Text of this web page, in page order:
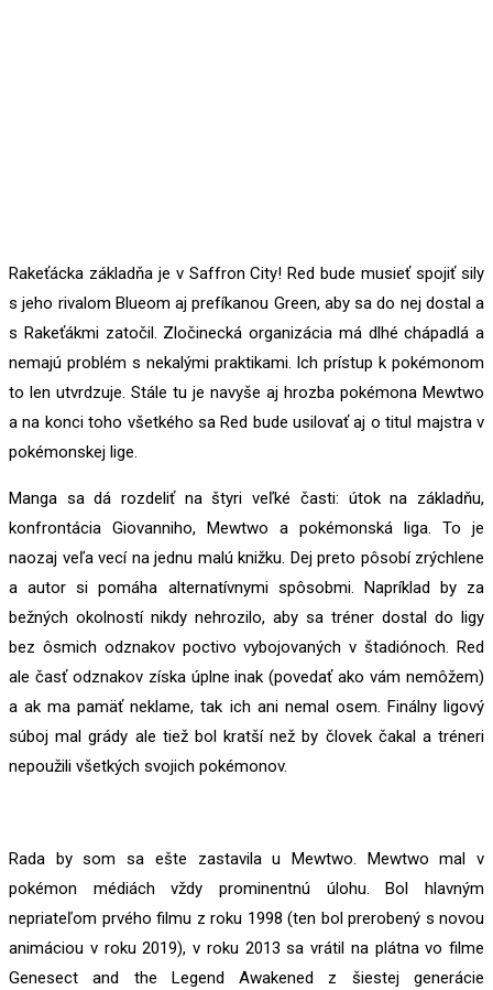
Rakeťácka základňa je v Saffron City! Red bude musieť spojiť sily
s jeho rivalom Blueom aj prefíkanou Green, aby sa do nej dostal a
s Rakeťákmi zatočil. Zločinecká organizácia má dlhé chápadlá a
nemajú problém s nekalými praktikami. Ich prístup k pokémonom
to len utvrdzuje. Stále tu je navyše aj hrozba pokémona Mewtwo
a na konci toho všetkého sa Red bude usilovať aj o titul majstra v
pokémonskej lige.
Manga sa dá rozdeliť na štyri veľké časti: útok na základňu,
konfrontácia Giovanniho, Mewtwo a pokémonská liga. To je
naozaj veľa vecí na jednu malú knižku. Dej preto pôsobí zrýchlene
a autor si pomáha alternatívnymi spôsobmi. Napríklad by za
bežných okolností nikdy nehrozilo, aby sa tréner dostal do ligy
bez ôsmich odznakov poctivo vybojovaných v štadiónoch. Red
ale časť odznakov získa úplne inak (povedať ako vám nemôžem)
a ak ma pamäť neklame, tak ich ani nemal osem. Finálny ligový
súboj mal grády ale tiež bol kratší než by človek čakal a tréneri
nepoužili všetkých svojich pokémonov.
Rada by som sa ešte zastavila u Mewtwo. Mewtwo mal v
pokémon médiách vždy prominentnú úlohu. Bol hlavným
nepriateľom prvého filmu z roku 1998 (ten bol prerobený s novou
animáciou v roku 2019), v roku 2013 sa vrátil na plátna vo filme
Genesect and the Legend Awakened z šiestej generácie